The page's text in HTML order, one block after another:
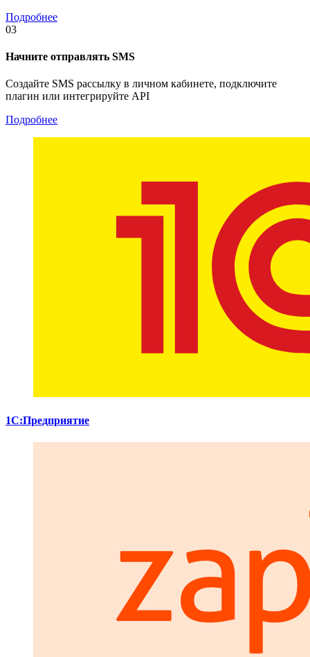
Подробнее
03
Начните отправлять SMS
Создайте SMS рассылку в личном кабинете, подключите
плагин или интегрируйте API
Подробнее
1С:Предприятие